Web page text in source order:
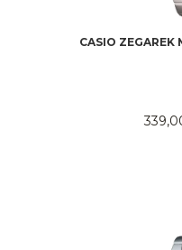
CASIO ZEGAREK